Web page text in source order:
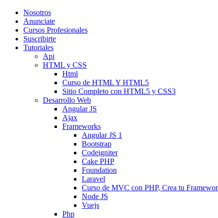
Nosotros
Anunciate
Cursos Profesionales
Suscribirte
Tutoriales
Api
HTML y CSS
Html
Curso de HTML Y HTML5
Sitio Completo con HTML5 y CSS3
Desarrollo Web
Angular JS
Ajax
Frameworks
Angular JS 1
Bootstrap
Codeigniter
Cake PHP
Foundation
Laravel
Curso de MVC con PHP, Crea tu
Node JS
Vuejs
Php